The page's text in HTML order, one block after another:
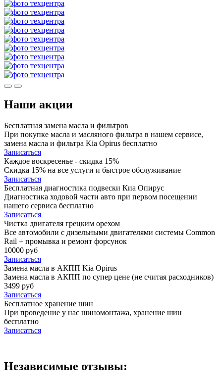
Наши акции
Бесплатная замена масла и фильтров
При покупке масла и масляного фильтра в нашем сервисе,
замена масла и фильтра Kia Opirus бесплатно
Записаться
Каждое воскресенье - скидка 15%
Скидка 15% на все услуги и быстрое обслуживание
Записаться
Бесплатная диагностика подвески Киа Опирус
Диагностика ходовой части авто при первом посещении
нашего сервиса бесплатно
Записаться
Чистка двигателя грецким орехом
Все автомобили c дизельными двигателями системы Common
Rail + промывка и ремонт форсунок
10000 руб
Записаться
Замена масла в АКПП Kia Opirus
Замена масла в АКПП по супер цене (не считая расходников)
3499 руб
Записаться
Бесплатное хранение шин
При проведение у нас шиномонтажа, хранение шин
бесплатно
Записаться
Независимые отзывы: